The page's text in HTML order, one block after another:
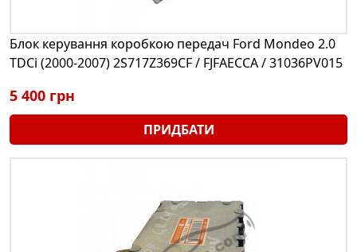
Блок керування коробкою передач Ford Mondeo 2.0
TDCi (2000-2007) 2S717Z369CF / FJFAECCA / 31036PV015
5 400 грн
ПРИДБАТИ